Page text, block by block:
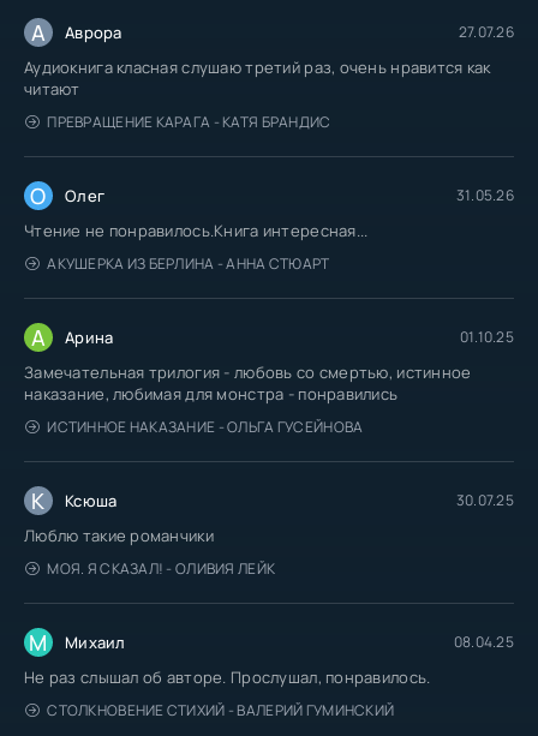
А Аврора 27.07.26
Аудиокнига класная слушаю третий раз, очень нравится как
читают
ПРЕВРАЩЕНИЕ КАРАГА - КАТЯ БРАНДИС
О Олег 31.05.26
Чтение не понравилось.Книга интересная...
АКУШЕРКА ИЗ БЕРЛИНА - АННА СТЮАРТ
А Арина 01.10.25
Замечательная трилогия - любовь со смертью, истинное
наказание, любимая для монстра - понравились
ИСТИННОЕ НАКАЗАНИЕ - ОЛЬГА ГУСЕЙНОВА
К Ксюша 30.07.25
Люблю такие романчики
МОЯ. Я СКАЗАЛ! - ОЛИВИЯ ЛЕЙК
М Михаил 08.04.25
Не раз слышал об авторе. Прослушал, понравилось.
СТОЛКНОВЕНИЕ СТИХИЙ - ВАЛЕРИЙ ГУМИНСКИЙ